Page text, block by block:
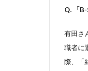
実
コ
ン
Q. 「
有田さ
職者に
際、「